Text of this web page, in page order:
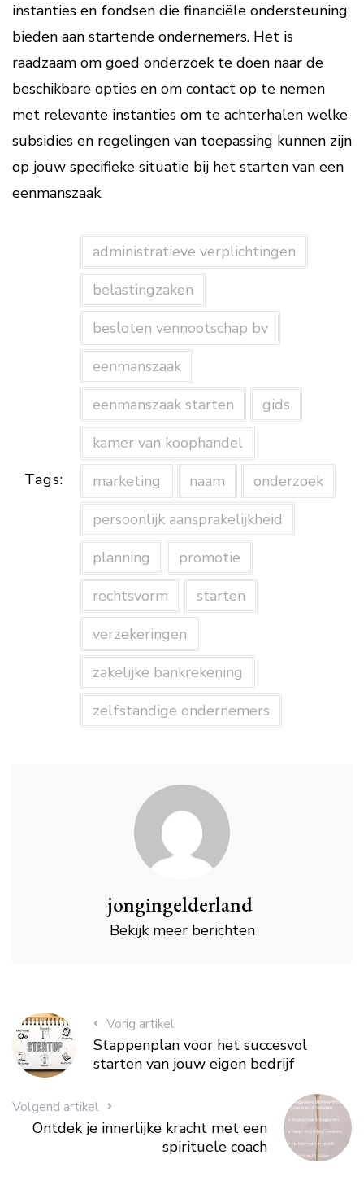
instanties en fondsen die financiële ondersteuning
bieden aan startende ondernemers. Het is
raadzaam om goed onderzoek te doen naar de
beschikbare opties en om contact op te nemen
met relevante instanties om te achterhalen welke
subsidies en regelingen van toepassing kunnen zijn
op jouw specifieke situatie bij het starten van een
eenmanszaak.
Tags:
administratieve verplichtingen
belastingzaken
besloten vennootschap bv
eenmanszaak
eenmanszaak starten
gids
kamer van koophandel
marketing
naam
onderzoek
persoonlijk aansprakelijkheid
planning
promotie
rechtsvorm
starten
verzekeringen
zakelijke bankrekening
zelfstandige ondernemers
jongingelderland
Bekijk meer berichten
Vorig artikel
Stappenplan voor het succesvol
starten van jouw eigen bedrijf
Volgend artikel
Ontdek je innerlijke kracht met een
spirituele coach